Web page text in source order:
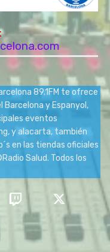
89.1FM te ofrece
y Espanyol,
eventos
y alacarta, también
en las tiendas oficiales
Salud. Todos los